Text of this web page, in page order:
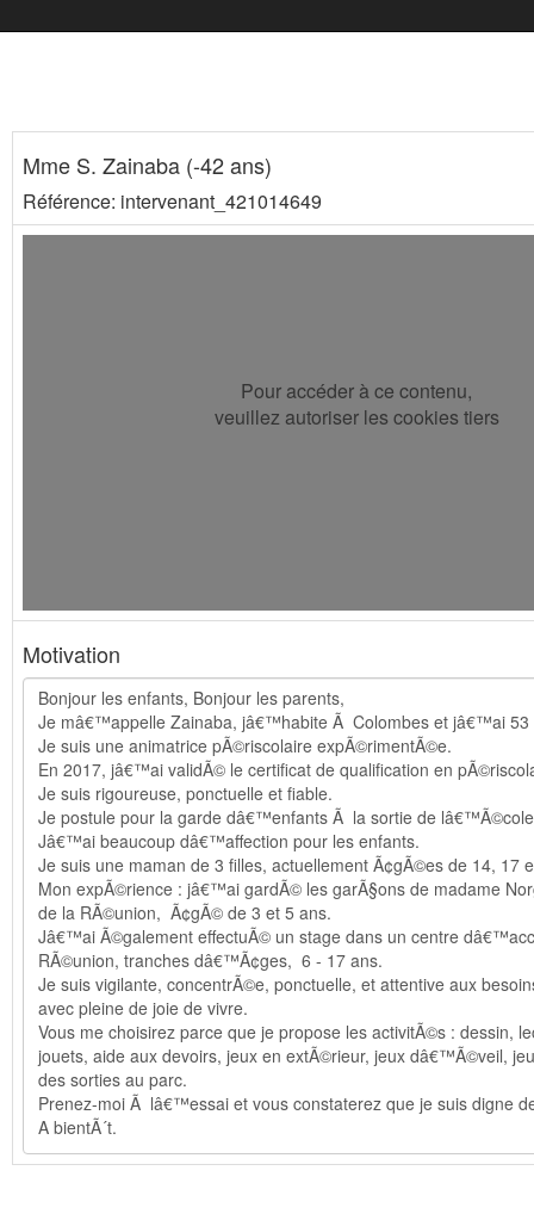
Mme S. Zainaba (-42 ans)
Référence: intervenant_421014649
Pour accéder à ce contenu,
veuillez autoriser les cookies tiers
Motivation